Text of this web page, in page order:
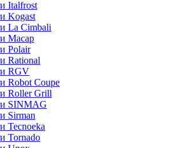
Italfrost
Kogast
La Cimbali
Macap
Polair
Rational
RGV
Robot Coupe
Roller Grill
SINMAG
Sirman
Tecnoeka
Tornado